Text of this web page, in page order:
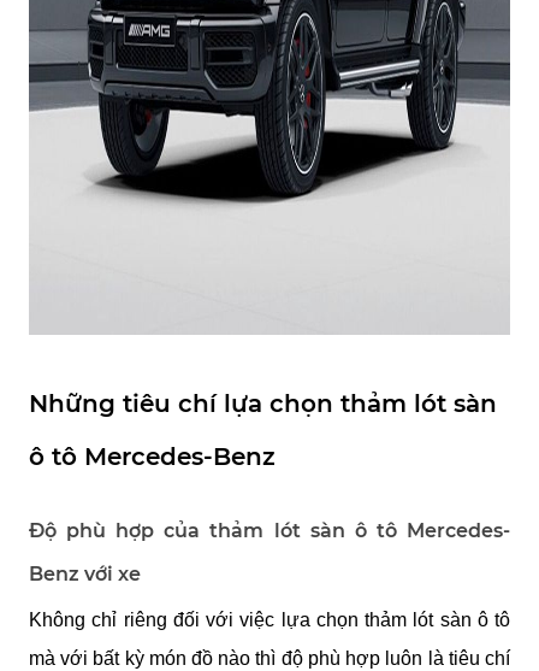
Những tiêu chí lựa chọn thảm lót sàn
ô tô Mercedes-Benz
Độ phù hợp của thảm lót sàn ô tô Mercedes-
Benz với xe
Không chỉ riêng đối với việc lựa chọn thảm lót sàn ô tô
mà với bất kỳ món đồ nào thì độ phù hợp luôn là tiêu chí